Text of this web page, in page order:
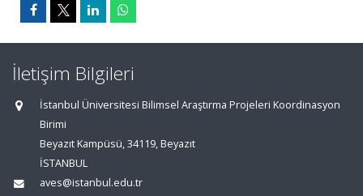
İletişim Bilgileri
İstanbul Üniversitesi Bilimsel Araştırma Projeleri Koordinasyon
Birimi
Beyazıt Kampüsü, 34119, Beyazıt
İSTANBUL
aves@istanbul.edu.tr